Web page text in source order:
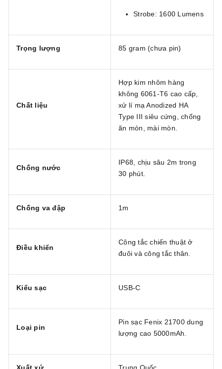
Strobe: 1600 Lumens
Trọng lượng 85 gram (chưa pin)
Chất liệu
Hợp kim nhôm hàng
không 6061-T6 cao cấp,
xử lí mạ Anodized HA
Type III siêu cứng, chống
ăn mòn, mài mòn.
Chống nước
IP68, chịu sâu 2m trong
30 phút.
Chống va đập 1m
Điều khiển
Công tắc chiến thuật ở
đuôi và công tắc thân.
Kiểu sạc USB-C
Loại pin
Pin sạc Fenix 21700 dung
lượng cao 5000mAh.
Xuất xứ Trung Quốc